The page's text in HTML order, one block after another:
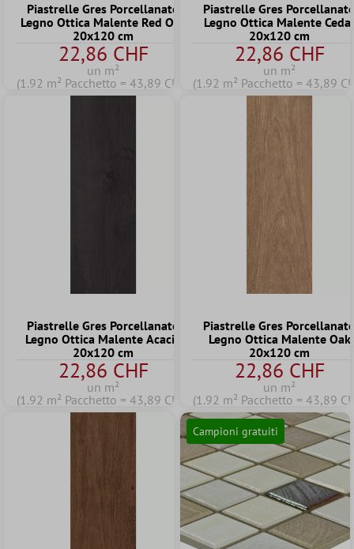
Piastrelle Gres Porcellanato
Legno Ottica Malente Red Oak
20x120 cm
22,86 CHF
un m²
(1.92 m² Pacchetto = 43,89 CHF)
Piastrelle Gres
Legno Ottica Malente
20x120 cm
22,86 CHF
un m²
(1.92 m² Pacchetto = 43,89
Piastrelle Gres Porcellanato
Legno Ottica Malente Acacia
20x120 cm
22,86 CHF
un m²
(1.92 m² Pacchetto = 43,89 CHF)
Piastrelle Gres
Legno Ottica Malente Oak
20x120 cm
22,86 CHF
un m²
(1.92 m² Pacchetto = 43,89
Campioni gratuiti